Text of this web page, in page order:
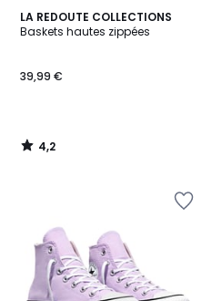
LA REDOUTE COLLECTIONS
Baskets hautes zippées
39,99 €
4,2
/ 5
4,2
/